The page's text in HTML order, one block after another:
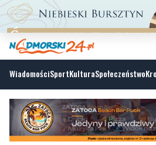
WiadomościSportKulturaSpołeczeństwo
Palił się były